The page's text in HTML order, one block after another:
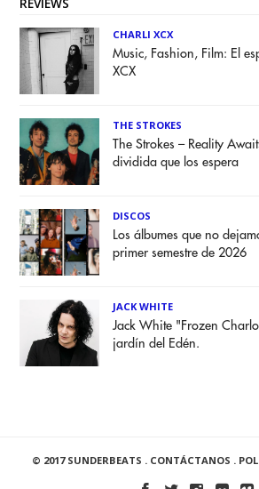
CHARLI XCX
Music, Fashion, Film: El
XCX
THE STROKES
The Strokes – Reality
dividida que los espera
DISCOS
Los álbumes que no
primer semestre de 2026
JACK WHITE
Jack White "Frozen
jardín del Edén.
© 2017 SUNDERBEATS . CONTÁCTANOS .